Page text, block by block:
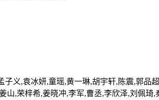
子义,袁冰妍,童瑶,黄一琳,胡宇轩,陈震,郭
山,荣梓希,姜晓冲,李军,曹丞,李欣泽,刘佩